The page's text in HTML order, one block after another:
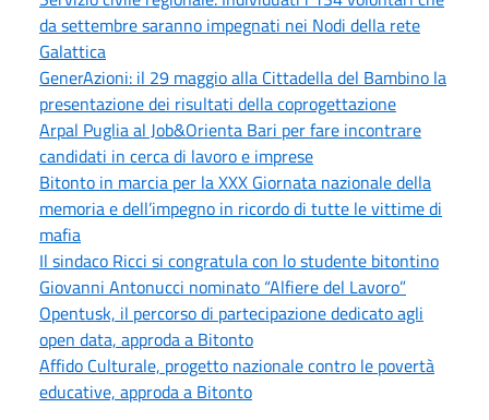
da settembre saranno impegnati nei Nodi della rete
Galattica
GenerAzioni: il 29 maggio alla Cittadella del Bambino la
presentazione dei risultati della coprogettazione
Arpal Puglia al Job&Orienta Bari per fare incontrare
candidati in cerca di lavoro e imprese
Bitonto in marcia per la XXX Giornata nazionale della
memoria e dell’impegno in ricordo di tutte le vittime di
mafia
Il sindaco Ricci si congratula con lo studente bitontino
Giovanni Antonucci nominato “Alfiere del Lavoro”
Opentusk, il percorso di partecipazione dedicato agli
open data, approda a Bitonto
Affido Culturale, progetto nazionale contro le povertà
educative, approda a Bitonto